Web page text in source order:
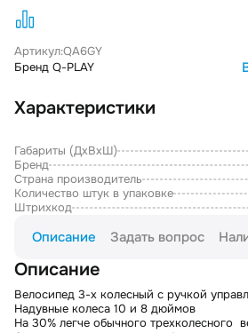
Артикул:QA6GY
Бренд Q-PLAY
Характеристики
Габариты (ДxВxШ)
Бренд
Страна производитель
Количество штук в упаковке
Штрихкод
Описание Задать вопрос
Описание
Велосипед 3-х колесный с ручкой
Надувные колеса 10 и 8 дюймов
На 30% легче обычного трехколесного